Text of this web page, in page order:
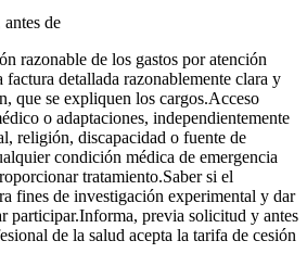
de
razonable de los gastos por atención
detallada razonablemente clara y
que se expliquen los cargos.Acceso
o adaptaciones, independientemente
religión, discapacidad o fuente de
condición médica de emergencia
tratamiento.Saber si el
fines de investigación experimental y dar
participar.Informa, previa solicitud y antes
de la salud acepta la tarifa de cesión